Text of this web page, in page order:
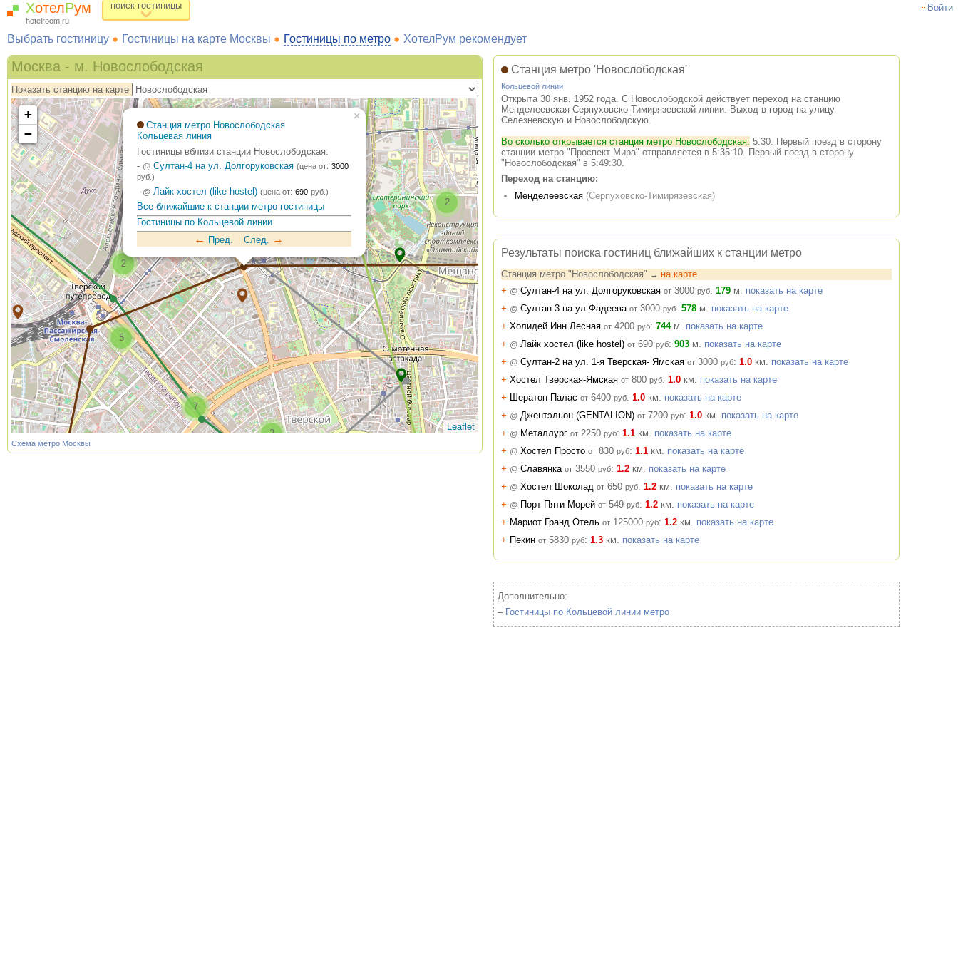
Войти
ХотелРум
hotelroom.ru
поиск гостиницы
Выбрать гостиницу Гостиницы на карте Москвы Гостиницы по метро ХотелРум рекомендует
Москва - м. Новослободская
Показать станцию на карте
2
2
7
4
2
2
2
5
Станция метро Новослободская
Кольцевая линия
Гостиницы вблизи станции Новослободская:
- @ Султан-4 на ул. Долгоруковская (цена от: 3000
руб.)
- @ Лайк хостел (like hostel) (цена от: 690 руб.)
Все ближайшие к станции метро гостиницы
Гостиницы по Кольцевой линии
← Пред. След. →
×
+
−
Leaflet
Схема метро Москвы
Станция метро 'Новослободская'
Кольцевой линии
Открыта 30 янв. 1952 года. С Новослободской действует переход на станцию
Менделеевская Серпуховско-Тимирязевской линии. Выход в город на улицу
Селезневскую и Новослободскую.
Во сколько открывается станция метро Новослободская: 5:30. Первый поезд в сторону
станции метро "Проспект Мира" отправляется в 5:35:10. Первый поезд в сторону
"Новослободская" в 5:49:30.
Переход на станцию:
Менделеевская(Серпуховско-Тимирязевская)
Результаты поиска гостиниц ближайших к станции метро
Станция метро "Новослободская" → на карте
+ @ Султан-4 на ул. Долгоруковская от 3000 руб: 179 м. показать на карте
+ @ Султан-3 на ул.Фадеева от 3000 руб: 578 м. показать на карте
+ Холидей Инн Лесная от 4200 руб: 744м. показать на карте
+ @ Лайк хостел (like hostel) от 690 руб: 903 м. показать на карте
+ @ Султан-2 на ул. 1-я Тверская- Ямская от 3000 руб: 1.0 км. показать на карте
+ Хостел Тверская-Ямская от 800 руб: 1.0 км. показать на карте
+ Шератон Палас от 6400 руб: 1.0 км. показать на карте
+ @ Джентэльон (GENTALION) от 7200 руб: 1.0 км. показать на карте
+ @ Металлург от 2250 руб: 1.1 км. показать на карте
+ @ Хостел Просто от 830 руб: 1.1 км. показать на карте
+ @ Славянка от 3550 руб: 1.2 км. показать на карте
+ @ Хостел Шоколад от 650 руб: 1.2 км. показать на карте
+ @ Порт Пяти Морей от 549 руб: 1.2 км. показать на карте
+ Мариот Гранд Отель от 125000 руб: 1.2 км. показать на карте
+ Пекин от 5830 руб: 1.3 км. показать на карте
Дополнительно:
– Гостиницы по Кольцевой линии метро